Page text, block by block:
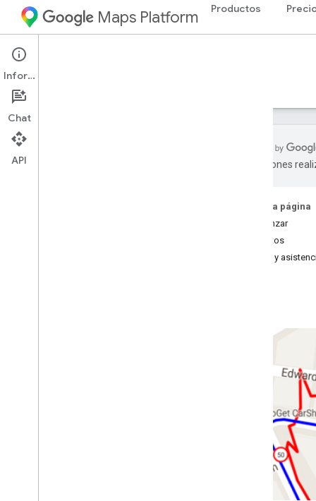
Maps Platform Productos
Web Services
Guías
traducciones
En esta página
Comenzar
Atributos
Ayuda y
Información
Chat
API